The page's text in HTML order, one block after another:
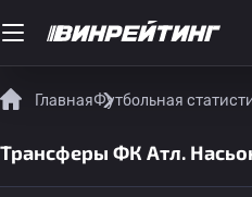
ГлавнаяФутбольная
Трансферы ФК Атл.